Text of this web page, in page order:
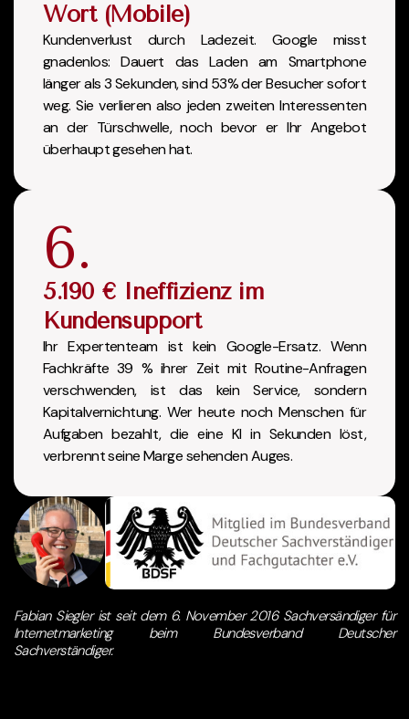
Wort (Mobile)
Kundenverlust durch Ladezeit. Google misst
gnadenlos: Dauert das Laden am Smartphone
länger als 3 Sekunden, sind 53% der Besucher sofort
weg. Sie verlieren also jeden zweiten Interessenten
an der Türschwelle, noch bevor er Ihr Angebot
überhaupt gesehen hat.
6.
5.190 € Ineffizienz im
Kundensupport
Ihr Expertenteam ist kein Google-Ersatz. Wenn
Fachkräfte 39 % ihrer Zeit mit Routine-Anfragen
verschwenden, ist das kein Service, sondern
Kapitalvernichtung. Wer heute noch Menschen für
Aufgaben bezahlt, die eine KI in Sekunden löst,
verbrennt seine Marge sehenden Auges.
Fabian Siegler ist seit dem 6. November 2016 Sachversändiger für
Internetmarketing beim Bundesverband Deutscher
Sachverständiger.